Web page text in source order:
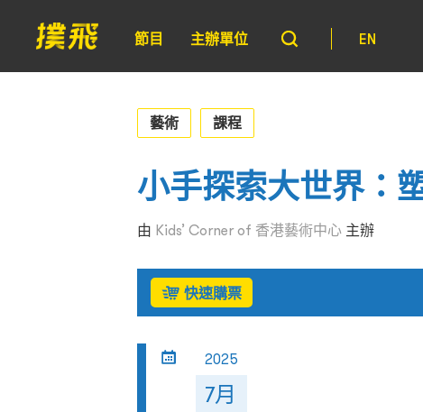
節目 主辦單位 EN
藝術 課程
小手探索大世界：
由 Kids’ Corner of 香港藝術中心 主辦
快速購票
2025
7月